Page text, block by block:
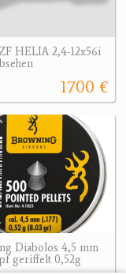
HELIA 2,4-12x56i
1700 €
Diabolos 4,5 mm
geriffelt 0,52g